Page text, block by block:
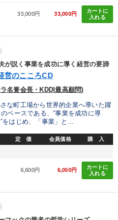
33,000円 33,000円
カートに
入れる
が説く事業を成功に導く経営の要諦
のこころCD
名誉会長・KDDI最高顧問)
な町工場から世界的企業へ導いた躍
ベースである、“事業を成功に導
はじめ、「事業」と...
定 価 会員価格 購 入
6,600円 6,050円
カートに
入れる